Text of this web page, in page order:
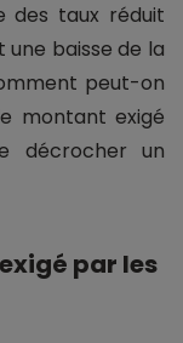
des taux réduit
baisse de la
peut-on
montant exigé
décrocher un
par les